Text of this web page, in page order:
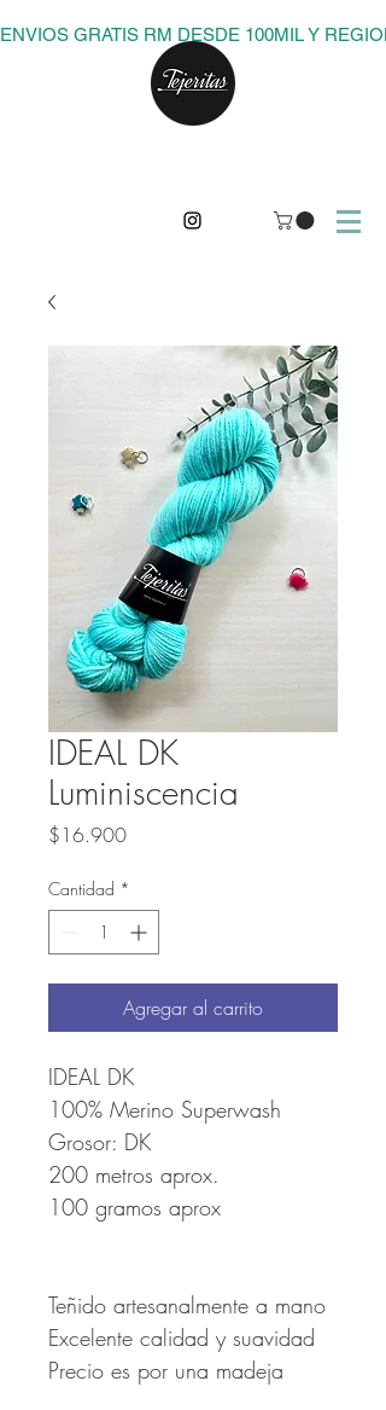
ENVIOS GRATIS RM DESDE 100MIL Y
IDEAL DK
Luminiscencia
$16.900Precio
Cantidad *
Agregar al carrito
IDEAL DK
100% Merino Superwash
Grosor: DK
200 metros aprox.
100 gramos aprox
Teñido artesanalmente a mano
Excelente calidad y suavidad
Precio es por una madeja